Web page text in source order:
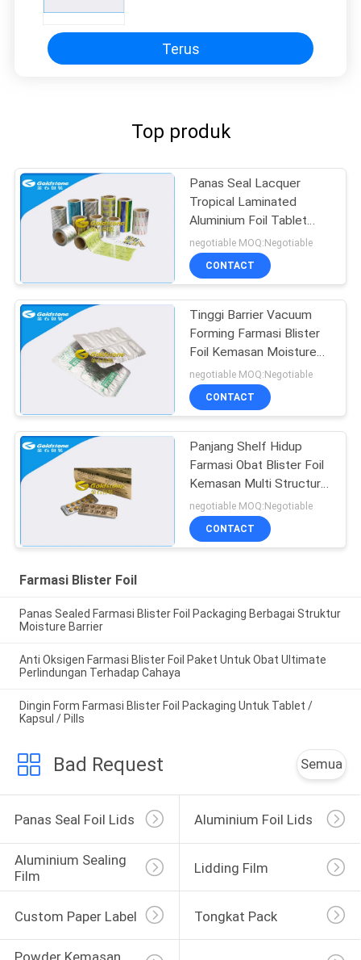
Terus
Top produk
Panas Seal Lacquer
Tropical Laminated
Aluminium Foil Tablet
Blister Packaging
negotiable MOQ:Negotiable
CONTACT
Tinggi Barrier Vacuum
Forming Farmasi Blister
Foil Kemasan Moisture
Resistance
negotiable MOQ:Negotiable
CONTACT
Panjang Shelf Hidup
Farmasi Obat Blister Foil
Kemasan Multi Structure
Eco Friendly
negotiable MOQ:Negotiable
CONTACT
Farmasi Blister Foil
Panas Sealed Farmasi Blister Foil Packaging Berbagai Struktur
Moisture Barrier
Anti Oksigen Farmasi Blister Foil Paket Untuk Obat Ultimate
Perlindungan Terhadap Cahaya
Dingin Form Farmasi Blister Foil Packaging Untuk Tablet /
Kapsul / Pills
Bad Request Semua
Panas Seal Foil Lids Aluminium Foil Lids
Aluminium Sealing
Film
Lidding Film
Custom Paper Label Tongkat Pack
Powder Kemasan